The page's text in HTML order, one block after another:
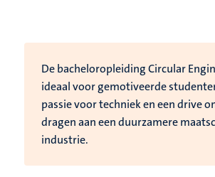
De bacheloropleiding Circular
ideaal voor gemotiveerde
passie voor techniek en een drive
dragen aan een duurzamere
industrie.